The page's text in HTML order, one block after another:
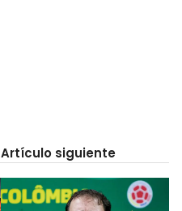
Artículo siguiente